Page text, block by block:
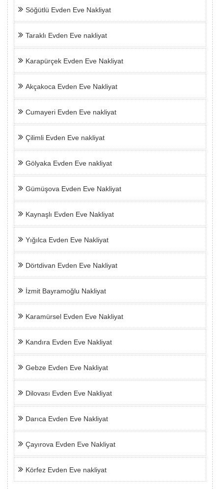
Söğütlü Evden Eve Nakliyat
Taraklı Evden Eve nakliyat
Karapürçek Evden Eve Nakliyat
Akçakoca Evden Eve Nakliyat
Cumayeri Evden Eve nakliyat
Çilimli Evden Eve nakliyat
Gölyaka Evden Eve nakliyat
Gümüşova Evden Eve Nakliyat
Kaynaşlı Evden Eve Nakliyat
Yığılca Evden Eve Nakliyat
Dörtdivan Evden Eve Nakliyat
İzmit Bayramoğlu Nakliyat
Karamürsel Evden Eve Nakliyat
Kandıra Evden Eve Nakliyat
Gebze Evden Eve Nakliyat
Dilovası Evden Eve Nakliyat
Darıca Evden Eve Nakliyat
Çayırova Evden Eve Nakliyat
Körfez Evden Eve nakliyat